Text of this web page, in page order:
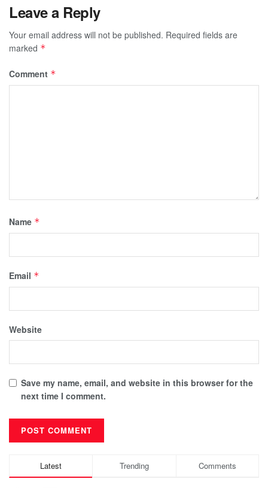
Leave a Reply
Your email address will not be published. Required fields are
marked *
Comment *
Name *
Email *
Website
Save my name, email, and website in this browser for the
next time I comment.
Latest Trending Comments